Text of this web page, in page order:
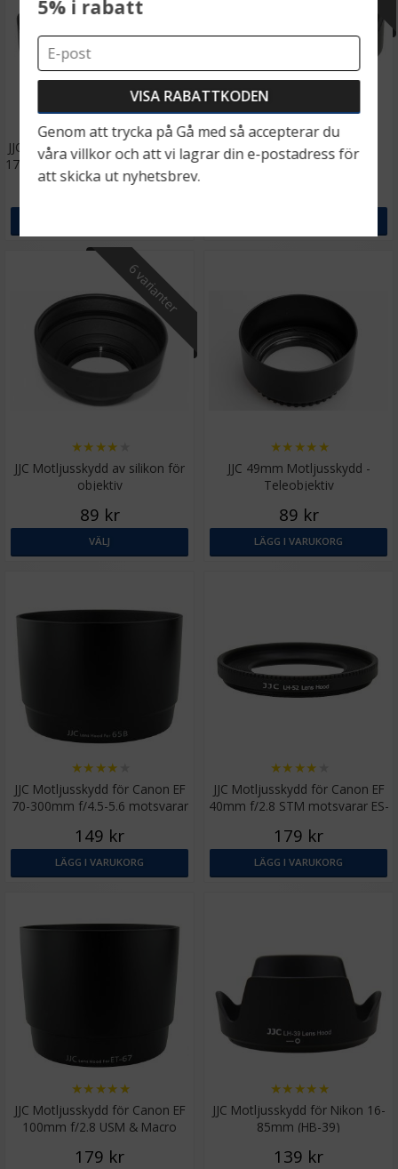
JJC Motljusskydd för Canon EF-S
17-55mm F2.8 IS USM motsvarar
EW-83J
★★★★★
JJC Motljusskydd vändbar
universal för objektiv
★★★★★
6 varianter
JJC Motljusskydd av silikon för
objektiv
★★★★
89 kr
VÄLJ
JJC 49mm Motljusskydd -
Teleobjektiv
★★★★★
89 kr
LÄGG I VARUKORG
JJC Motljusskydd för Canon EF
70-300mm f/4.5-5.6 motsvarar
★★★★
149 kr
LÄGG I VARUKORG
JJC Motljusskydd för Canon EF
40mm f/2.8 STM motsvarar ES-
★★★★
179 kr
LÄGG I VARUKORG
JJC Motljusskydd för Canon EF
100mm f/2.8 USM & Macro
★★★★★
179 kr
JJC Motljusskydd för Nikon 16-
85mm (HB-39)
★★★★★
139 kr
5% i rabatt
Genom att trycka på Gå med så accepterar du
våra villkor och att vi lagrar din e-postadress för
att skicka ut nyhetsbrev.